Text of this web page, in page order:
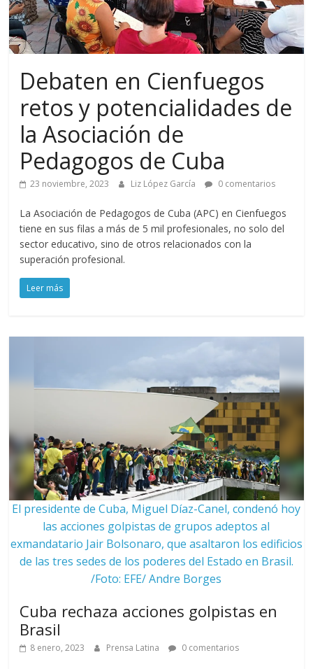
Debaten en Cienfuegos
retos y potencialidades de
la Asociación de
Pedagogos de Cuba
23 noviembre, 2023 Liz López García 0 comentarios
La Asociación de Pedagogos de Cuba (APC) en Cienfuegos
tiene en sus filas a más de 5 mil profesionales, no solo del
sector educativo, sino de otros relacionados con la
superación profesional.
Leer más
El presidente de Cuba, Miguel Díaz-Canel, condenó hoy
las acciones golpistas de grupos adeptos al
exmandatario Jair Bolsonaro, que asaltaron los edificios
de las tres sedes de los poderes del Estado en Brasil.
/Foto: EFE/ Andre Borges
Cuba rechaza acciones golpistas en
Brasil
8 enero, 2023 Prensa Latina 0 comentarios